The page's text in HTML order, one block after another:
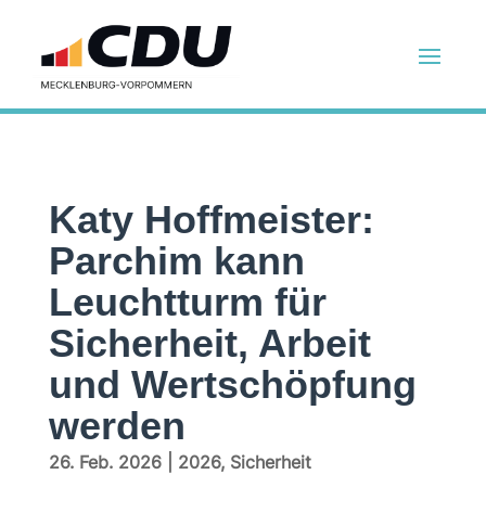
Katy Hoffmeister:
Parchim kann
Leuchtturm für
Sicherheit, Arbeit
und Wertschöpfung
werden
26. Feb. 2026| 2026, Sicherheit